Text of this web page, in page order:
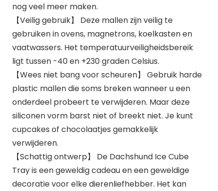
nog veel meer maken.
【Veilig gebruik】 Deze mallen zijn veilig te
gebruiken in ovens, magnetrons, koelkasten en
vaatwassers. Het temperatuurveiligheidsbereik
ligt tussen -40 en +230 graden Celsius.
【Wees niet bang voor scheuren】 Gebruik harde
plastic mallen die soms breken wanneer u een
onderdeel probeert te verwijderen. Maar deze
siliconen vorm barst niet of breekt niet. Je kunt
cupcakes of chocolaatjes gemakkelijk
verwijderen.
【Schattig ontwerp】 De Dachshund Ice Cube
Tray is een geweldig cadeau en een geweldige
decoratie voor elke dierenliefhebber. Het kan